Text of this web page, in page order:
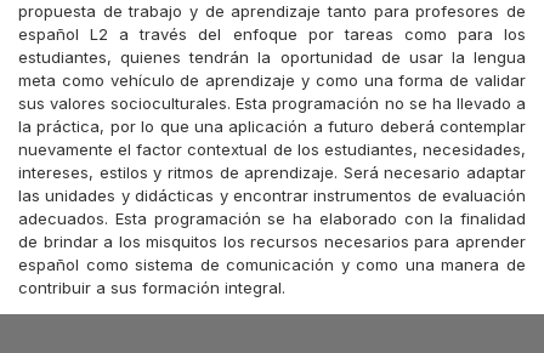
propuesta de trabajo y de aprendizaje tanto para profesores de
español L2 a través del enfoque por tareas como para los
estudiantes, quienes tendrán la oportunidad de usar la lengua
meta como vehículo de aprendizaje y como una forma de validar
sus valores socioculturales. Esta programación no se ha llevado a
la práctica, por lo que una aplicación a futuro deberá contemplar
nuevamente el factor contextual de los estudiantes, necesidades,
intereses, estilos y ritmos de aprendizaje. Será necesario adaptar
las unidades y didácticas y encontrar instrumentos de evaluación
adecuados. Esta programación se ha elaborado con la finalidad
de brindar a los misquitos los recursos necesarios para aprender
español como sistema de comunicación y como una manera de
contribuir a sus formación integral.